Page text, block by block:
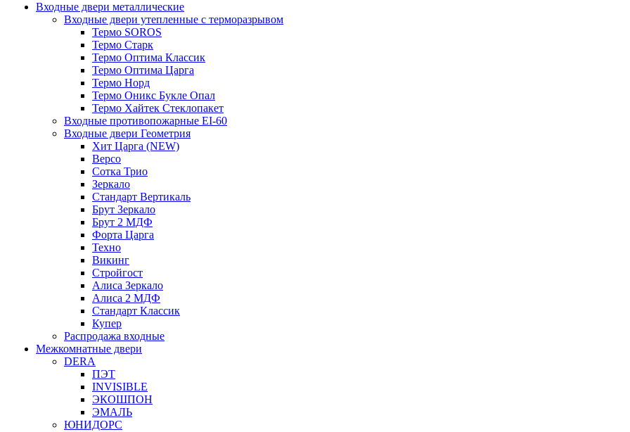
Входные двери металлические
Входные двери утепленные с терморазрывом
Термо SOROS
Термо Старк
Термо Оптима Классик
Термо Оптима Царга
Термо Норд
Термо Оникс Букле Опал
Термо Хайтек Стеклопакет
Входные противопожарные EI-60
Входные двери Геометрия
Хит Царга (NEW)
Версо
Сотка Трио
Зеркало
Стандарт Вертикаль
Брут Зеркало
Брут 2 МДФ
Форта Царга
Техно
Викинг
Стройгост
Алиса Зеркало
Алиса 2 МДФ
Стандарт Классик
Купер
Распродажа входные
Межкомнатные двери
DERA
ПЭТ
INVISIBLE
ЭКОШПОН
ЭМАЛЬ
ЮНИДОРС